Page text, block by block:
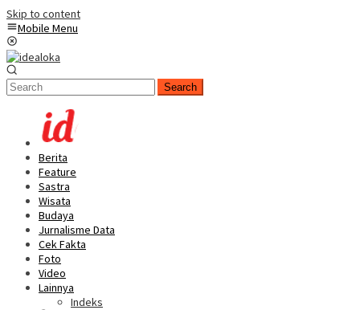
Skip to content
Mobile Menu
Search
Berita
Feature
Sastra
Wisata
Budaya
Jurnalisme Data
Cek Fakta
Foto
Video
Lainnya
Indeks